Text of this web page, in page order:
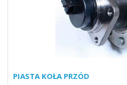
PIASTA KOŁA PRZÓD